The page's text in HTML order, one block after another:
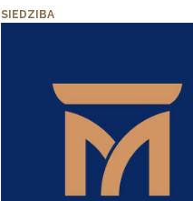
SIEDZIBA